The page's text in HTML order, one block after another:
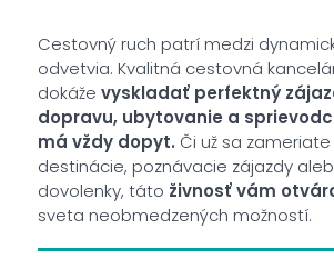
Cestovný ruch patrí medzi
odvetvia. Kvalitná cestovná
dokáže vyskladať perfektný
dopravu, ubytovanie a
má vždy dopyt. Či už sa
destinácie, poznávacie zájazdy
dovolenky, táto živnosť vám
sveta neobmedzených možností.